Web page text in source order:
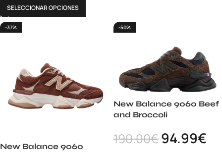
SELECCIONAR OPCIONES
-37%
New Balance 9060
-50%
New Balance 9060 Beef
and Broccoli
190.00€94.99€